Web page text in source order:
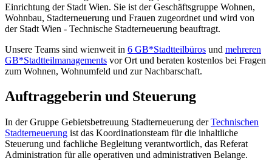
Einrichtung der Stadt Wien. Sie ist der Geschäfts­gruppe Wohnen,
Wohnbau, Stadt­erneuerung und Frauen zugeordnet und wird von
der Stadt Wien - Technische Stadterneuerung beauftragt.
Unsere Teams sind wienweit in 6 GB*Stadtteilbüros und mehreren
GB*Stadtteilmanagements vor Ort und beraten kostenlos bei Fragen
zum Wohnen, Wohnumfeld und zur Nachbarschaft.
Auftraggeberin und Steuerung
In der Gruppe Gebietsbetreuung Stadterneuerung derTechnischen
Stadterneuerung ist das Koordinationsteam für die inhaltliche
Steuerung und fachliche Begleitung verantwortlich, das Referat
Administration für alle operativen und administrativen Belange.